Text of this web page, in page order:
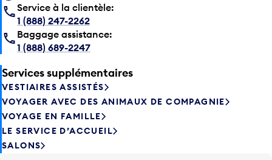
Service à la clientèle:
1 (888) 247-2262
Baggage assistance:
1 (888) 689-2247
Services supplémentaires
VESTIAIRES ASSISTÉS
VOYAGER AVEC DES ANIMAUX DE COMPAGNIE
VOYAGE EN FAMILLE
LE SERVICE D’ACCUEIL
SALONS